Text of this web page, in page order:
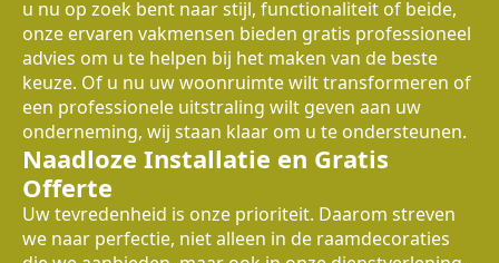
u nu op zoek bent naar stijl, functionaliteit of beide,
onze ervaren vakmensen bieden gratis professioneel
advies om u te helpen bij het maken van de beste
keuze. Of u nu uw woonruimte wilt transformeren of
een professionele uitstraling wilt geven aan uw
onderneming, wij staan klaar om u te ondersteunen.
Naadloze Installatie en Gratis
Offerte
Uw tevredenheid is onze prioriteit. Daarom streven
we naar perfectie, niet alleen in de raamdecoraties